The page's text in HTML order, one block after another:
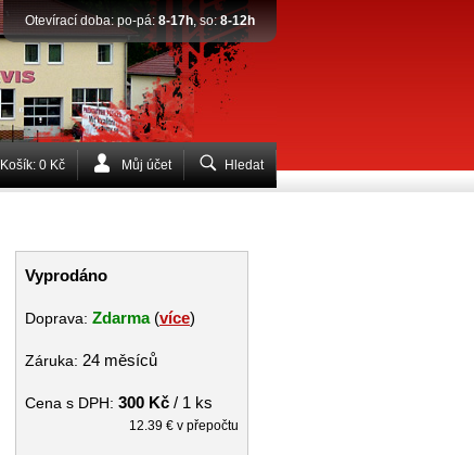
Otevírací doba: po-pá:8-17h, so:8-12h
Košík: 0 Kč Můj účet Hledat
Vyprodáno
Doprava: Zdarma(více)
Záruka: 24 měsíců
Cena s DPH: 300 Kč / 1 ks
12.39 € v přepočtu